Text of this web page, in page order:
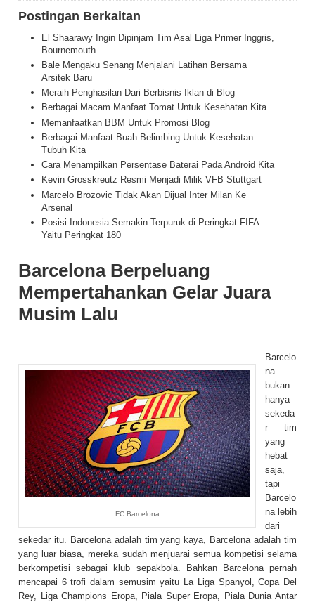
Postingan Berkaitan
El Shaarawy Ingin Dipinjam Tim Asal Liga Primer Inggris,
Bournemouth
Bale Mengaku Senang Menjalani Latihan Bersama
Arsitek Baru
Meraih Penghasilan Dari Berbisnis Iklan di Blog
Berbagai Macam Manfaat Tomat Untuk Kesehatan Kita
Memanfaatkan BBM Untuk Promosi Blog
Berbagai Manfaat Buah Belimbing Untuk Kesehatan
Tubuh Kita
Cara Menampilkan Persentase Baterai Pada Android Kita
Kevin Grosskreutz Resmi Menjadi Milik VFB Stuttgart
Marcelo Brozovic Tidak Akan Dijual Inter Milan Ke
Arsenal
Posisi Indonesia Semakin Terpuruk di Peringkat FIFA
Yaitu Peringkat 180
Barcelona Berpeluang
Mempertahankan Gelar Juara
Musim Lalu
FC Barcelona
Barcelo
na
bukan
hanya
sekeda
r tim
yang
hebat
saja,
tapi
Barcelo
na lebih
dari
sekedar itu. Barcelona adalah tim yang kaya, Barcelona adalah tim
yang luar biasa, mereka sudah menjuarai semua kompetisi selama
berkompetisi sebagai klub sepakbola. Bahkan Barcelona pernah
mencapai 6 trofi dalam semusim yaitu La Liga Spanyol, Copa Del
Rey, Liga Champions Eropa, Piala Super Eropa, Piala Dunia Antar